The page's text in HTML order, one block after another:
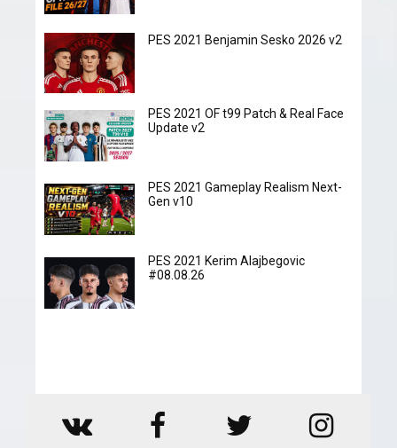
PES 2021 Benjamin Sesko 2026 v2
PES 2021 OF t99 Patch & Real Face
Update v2
PES 2021 Gameplay Realism Next-
Gen v10
PES 2021 Kerim Alajbegovic
#08.08.26